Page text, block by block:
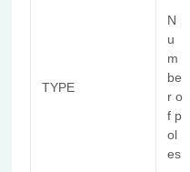
TYPE
N
u
m
be
r o
f p
ol
es